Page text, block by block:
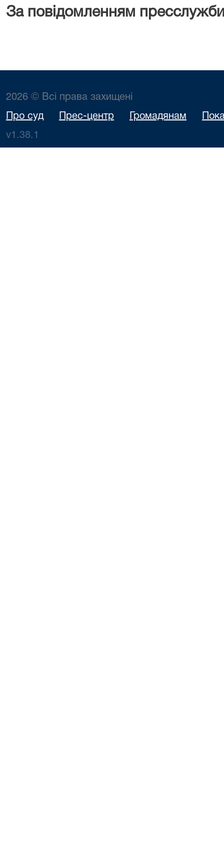
За повідомленням
2026 © Всі права захищені
Про суд Прес-центр Громадянам
v1.38.1